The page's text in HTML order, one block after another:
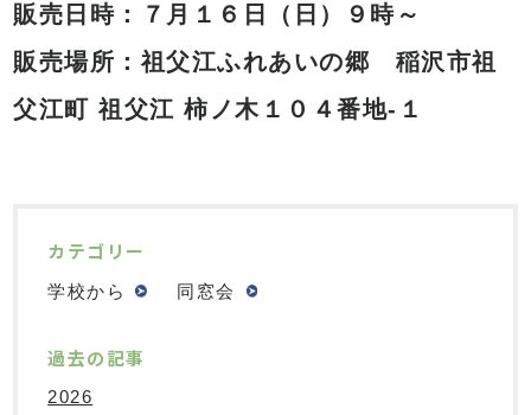
販売日時：７月１６日（日）９時～
販売場所：祖父江ふれあいの郷
稲沢市祖
父江町 祖父江 柿ノ木１０４番地-１
カテゴリー
学校から 同窓会
過去の記事
2026